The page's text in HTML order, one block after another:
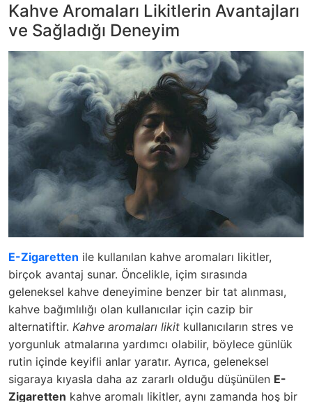
Kahve Aromaları Likitlerin Avantajları
ve Sağladığı Deneyim
E-Zigaretten ile kullanılan kahve aromaları likitler,
birçok avantaj sunar. Öncelikle, içim sırasında
geleneksel kahve deneyimine benzer bir tat alınması,
kahve bağımlılığı olan kullanıcılar için cazip bir
alternatiftir. Kahve aromaları likit kullanıcıların stres ve
yorgunluk atmalarına yardımcı olabilir, böylece günlük
rutin içinde keyifli anlar yaratır. Ayrıca, geleneksel
sigaraya kıyasla daha az zararlı olduğu düşünülen E-
Zigaretten kahve aromalı likitler, aynı zamanda hoş bir